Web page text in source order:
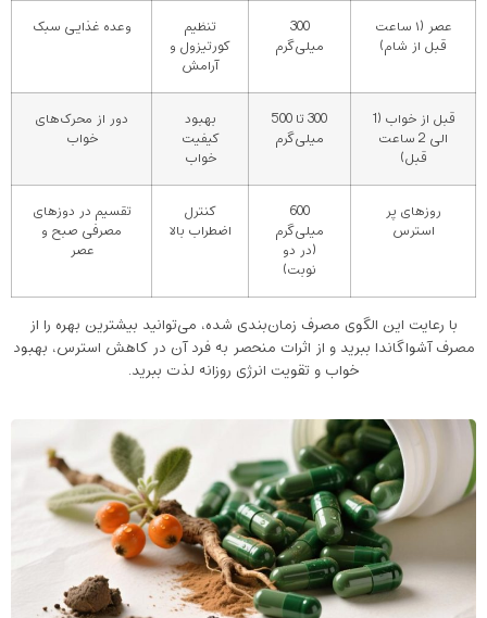
عصر (۱ ساعت
قبل از شام)
300
میلی‌گرم
تنظیم
کورتیزول و
آرامش
وعده غذایی سبک
قبل از خواب (1
الی 2 ساعت
قبل)
300 تا 500
میلی‌گرم
بهبود
کیفیت
خواب
دور از محرک‌های
خواب
روزهای پر
استرس
600
میلی‌گرم
(در دو
نوبت)
کنترل
اضطراب بالا
تقسیم در دوزهای
مصرفی صبح و
عصر
با رعایت این الگوی مصرف زمان‌بندی ‌شده، می‌توانید بیشترین بهره‌ را از
مصرف آشواگاندا ببرید و از اثرات منحصر به ‌فرد آن در کاهش استرس، بهبود
خواب و تقویت انرژی روزانه لذت ببرید.